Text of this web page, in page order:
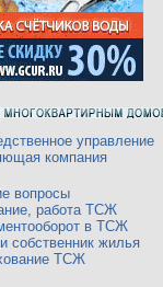
управление
компания
вопросы
работа ТСЖ
в ТСЖ
собственник жилья
ТСЖ